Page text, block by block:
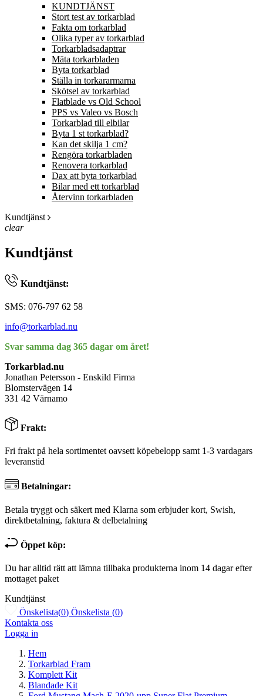
KUNDTJÄNST
Stort test av torkarblad
Fakta om torkarblad
Olika typer av torkarblad
Torkarbladsadaptrar
Mäta torkarbladen
Byta torkarblad
Ställa in torkararmarna
Skötsel av torkarblad
Flatblade vs Old School
PPS vs Valeo vs Bosch
Torkarblad till elbilar
Byta 1 st torkarblad?
Kan det skilja 1 cm?
Rengöra torkarbladen
Renovera torkarblad
Dax att byta torkarblad
Bilar med ett torkarblad
Återvinn torkarbladen
Kundtjänst
clear
Kundtjänst
Kundtjänst:
SMS: 076-797 62 58
info@torkarblad.nu
Svar samma dag 365 dagar om året!
Torkarblad.nu
Jonathan Petersson - Enskild Firma
Blomstervägen 14
331 42 Värnamo
Frakt:
Fri frakt på hela sortimentet oavsett köpebelopp samt 1-3 vardagars
leveranstid
Betalningar:
Betala tryggt och säkert med Klarna som erbjuder kort, Swish,
direktbetalning, faktura & delbetalning
Öppet köp:
Du har alltid rätt att lämna tillbaka produkterna inom 14 dagar efter
mottaget paket
Kundtjänst
Önskelista(0) Önskelista (0)
Kontakta oss
Logga in
Hem
Torkarblad Fram
Komplett Kit
Blandade Kit